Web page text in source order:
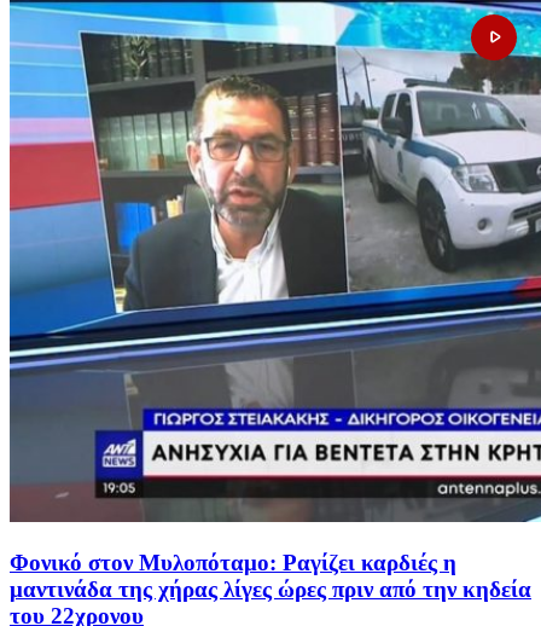
Φονικό στον Μυλοπόταμο: Ραγίζει καρδιές η
μαντινάδα της χήρας λίγες ώρες πριν από την κηδεία
του 22χρονου